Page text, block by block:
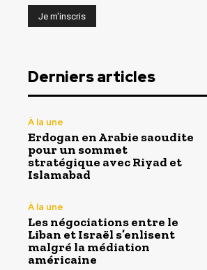
Derniers articles
À la une
Erdogan en Arabie saoudite
pour un sommet
stratégique avec Riyad et
Islamabad
À la une
Les négociations entre le
Liban et Israël s’enlisent
malgré la médiation
américaine